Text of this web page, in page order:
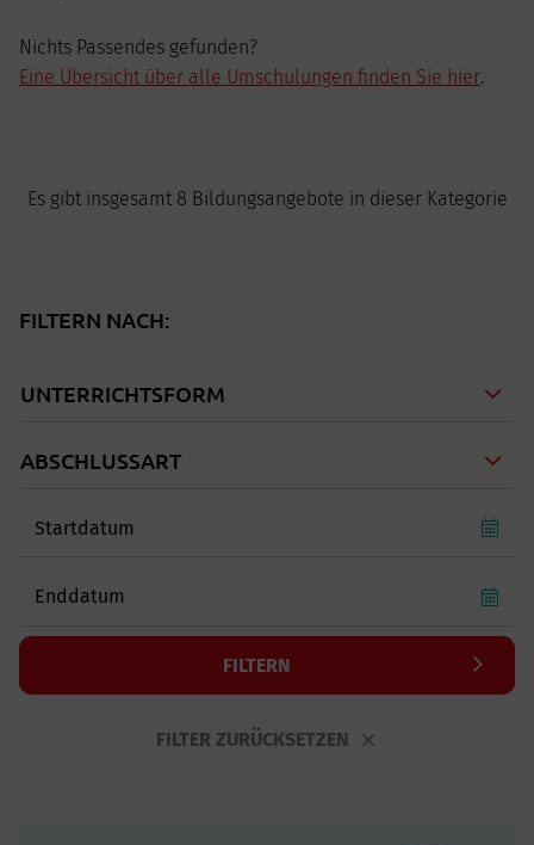
Nichts Passendes gefunden?
Eine Übersicht über alle Umschulungen finden Sie hier.
Es gibt insgesamt 8 Bildungsangebote in dieser Kategorie
FILTERN NACH:
UNTERRICHTSFORM
ABSCHLUSSART
FILTERN
FILTER ZURÜCKSETZEN